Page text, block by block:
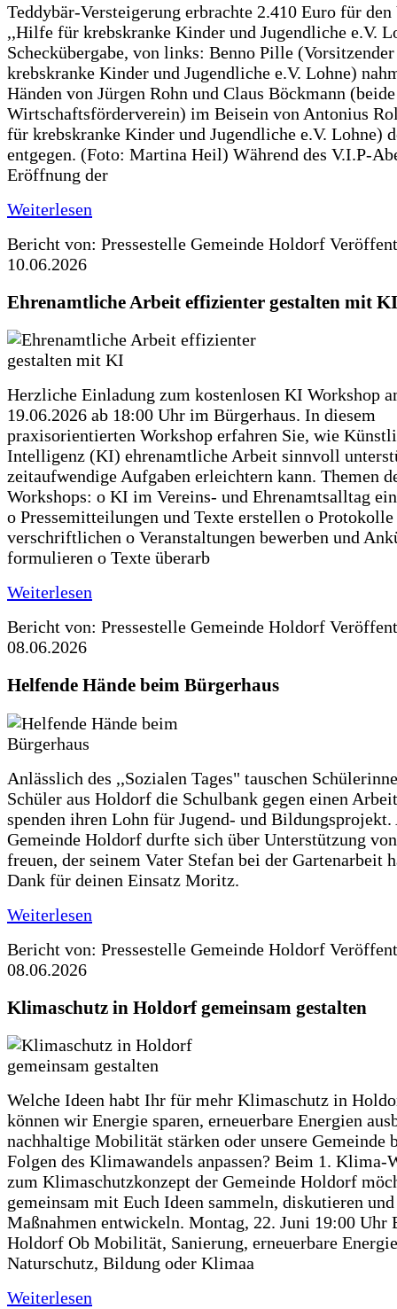
Teddybär-Versteigerung erbrachte 2.410 Euro für den
,,Hilfe für krebskranke Kinder und Jugendliche e.V.
Scheckübergabe, von links: Benno Pille
krebskranke Kinder und Jugendliche e.V. Lohne)
Händen von Jürgen Rohn und Claus Böckmann
Wirtschaftsförderverein) im Beisein von Antonius
für krebskranke Kinder und Jugendliche e.V. Lohne)
entgegen. (Foto: Martina Heil) Während des V.I.P-
Eröffnung der
Weiterlesen
Bericht von: Pressestelle Gemeinde Holdorf
10.06.2026
Ehrenamtliche Arbeit effizienter gestalten mit KI
Herzliche Einladung zum kostenlosen KI Workshop
19.06.2026 ab 18:00 Uhr im Bürgerhaus. In diesem
praxisorientierten Workshop erfahren Sie, wie
Intelligenz (KI) ehrenamtliche Arbeit sinnvoll
zeitaufwendige Aufgaben erleichtern kann. Themen
Workshops: o KI im Vereins- und Ehrenamtsalltag
o Pressemitteilungen und Texte erstellen o
verschriftlichen o Veranstaltungen bewerben und
formulieren o Texte überarb
Weiterlesen
Bericht von: Pressestelle Gemeinde Holdorf
08.06.2026
Helfende Hände beim Bürgerhaus
Anlässlich des ,,Sozialen Tages" tauschen
Schüler aus Holdorf die Schulbank gegen einen
spenden ihren Lohn für Jugend- und Bildungsprojekt.
Gemeinde Holdorf durfte sich über Unterstützung
freuen, der seinem Vater Stefan bei der Gartenarbeit
Dank für deinen Einsatz Moritz.
Weiterlesen
Bericht von: Pressestelle Gemeinde Holdorf
08.06.2026
Klimaschutz in Holdorf gemeinsam gestalten
Welche Ideen habt Ihr für mehr Klimaschutz in
können wir Energie sparen, erneuerbare Energien
nachhaltige Mobilität stärken oder unsere Gemeinde
Folgen des Klimawandels anpassen? Beim 1. Klima-
zum Klimaschutzkonzept der Gemeinde Holdorf
gemeinsam mit Euch Ideen sammeln, diskutieren
Maßnahmen entwickeln. Montag, 22. Juni 19:00 Uhr
Holdorf Ob Mobilität, Sanierung, erneuerbare
Naturschutz, Bildung oder Klimaa
Weiterlesen